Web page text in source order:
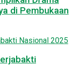
di Pembukaan